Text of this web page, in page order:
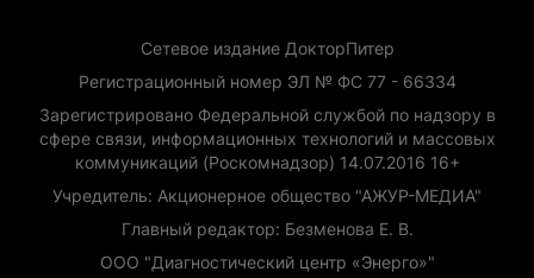
Сетевое издание ДокторПитер
Регистрационный номер ЭЛ № ФС 77 - 66334
Зарегистрировано Федеральной службой по надзору в
сфере связи, информационных технологий и массовых
коммуникаций (Роскомнадзор) 14.07.2016 16+
Учредитель: Акционерное общество "АЖУР-МЕДИА"
Главный редактор: Безменова Е. В.
ООО "Диагностический центр «Энерго»"